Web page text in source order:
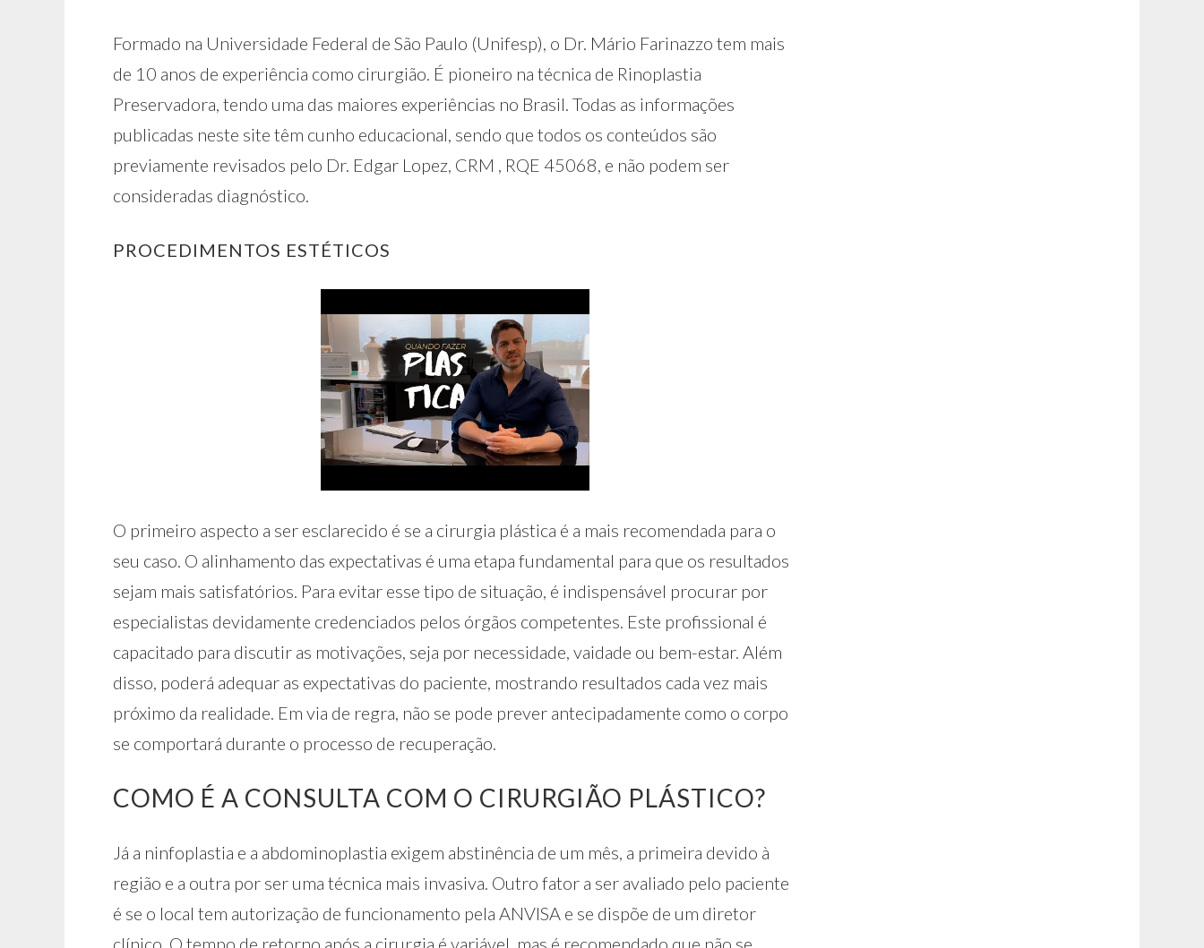
Formado na Universidade Federal de São Paulo (Unifesp), o Dr. Mário Farinazzo tem mais
de 10 anos de experiência como cirurgião. É pioneiro na técnica de Rinoplastia
Preservadora, tendo uma das maiores experiências no Brasil. Todas as informações
publicadas neste site têm cunho educacional, sendo que todos os conteúdos são
previamente revisados pelo Dr. Edgar Lopez, CRM , RQE 45068, e não podem ser
consideradas diagnóstico.
PROCEDIMENTOS ESTÉTICOS
O primeiro aspecto a ser esclarecido é se a cirurgia plástica é a mais recomendada para o
seu caso. O alinhamento das expectativas é uma etapa fundamental para que os resultados
sejam mais satisfatórios. Para evitar esse tipo de situação, é indispensável procurar por
especialistas devidamente credenciados pelos órgãos competentes. Este profissional é
capacitado para discutir as motivações, seja por necessidade, vaidade ou bem-estar. Além
disso, poderá adequar as expectativas do paciente, mostrando resultados cada vez mais
próximo da realidade. Em via de regra, não se pode prever antecipadamente como o corpo
se comportará durante o processo de recuperação.
COMO É A CONSULTA COM O CIRURGIÃO PLÁSTICO?
Já a ninfoplastia e a abdominoplastia exigem abstinência de um mês, a primeira devido à
região e a outra por ser uma técnica mais invasiva. Outro fator a ser avaliado pelo paciente
é se o local tem autorização de funcionamento pela ANVISA e se dispõe de um diretor
clínico. O tempo de retorno após a cirurgia é variável, mas é recomendado que não se